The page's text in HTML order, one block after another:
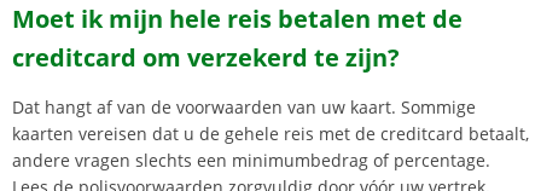
Moet ik mijn hele reis betalen met de
creditcard om verzekerd te zijn?
Dat hangt af van de voorwaarden van uw kaart. Sommige
kaarten vereisen dat u de gehele reis met de creditcard betaalt,
andere vragen slechts een minimumbedrag of percentage.